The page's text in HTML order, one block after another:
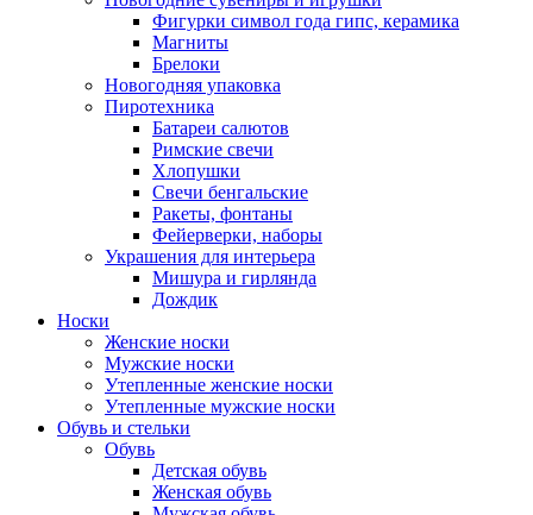
Фигурки символ года гипс, керамика
Магниты
Брелоки
Новогодняя упаковка
Пиротехника
Батареи салютов
Римские свечи
Хлопушки
Свечи бенгальские
Ракеты, фонтаны
Фейерверки, наборы
Украшения для интерьера
Мишура и гирлянда
Дождик
Носки
Женские носки
Мужские носки
Утепленные женские носки
Утепленные мужские носки
Обувь и стельки
Обувь
Детская обувь
Женская обувь